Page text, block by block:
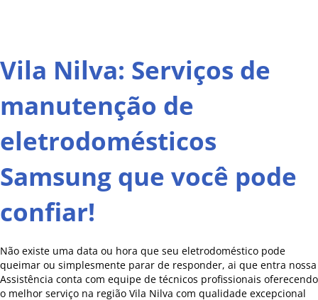
Vila Nilva: Serviços de
manutenção de
eletrodomésticos
Samsung que você pode
confiar!
Não existe uma data ou hora que seu eletrodoméstico pode
queimar ou simplesmente parar de responder, ai que entra nossa
Assistência conta com equipe de técnicos profissionais oferecendo
o melhor serviço na região Vila Nilva com qualidade excepcional